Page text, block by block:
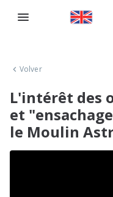
Volver
L'intérêt des
et
le Moulin